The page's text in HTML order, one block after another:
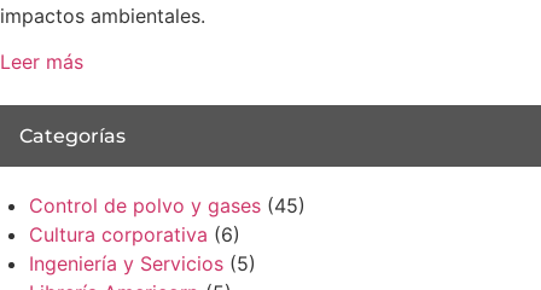
impactos ambientales.
Leer más
Categorías
Control de polvo y gases (45)
Cultura corporativa (6)
Ingeniería y Servicios (5)